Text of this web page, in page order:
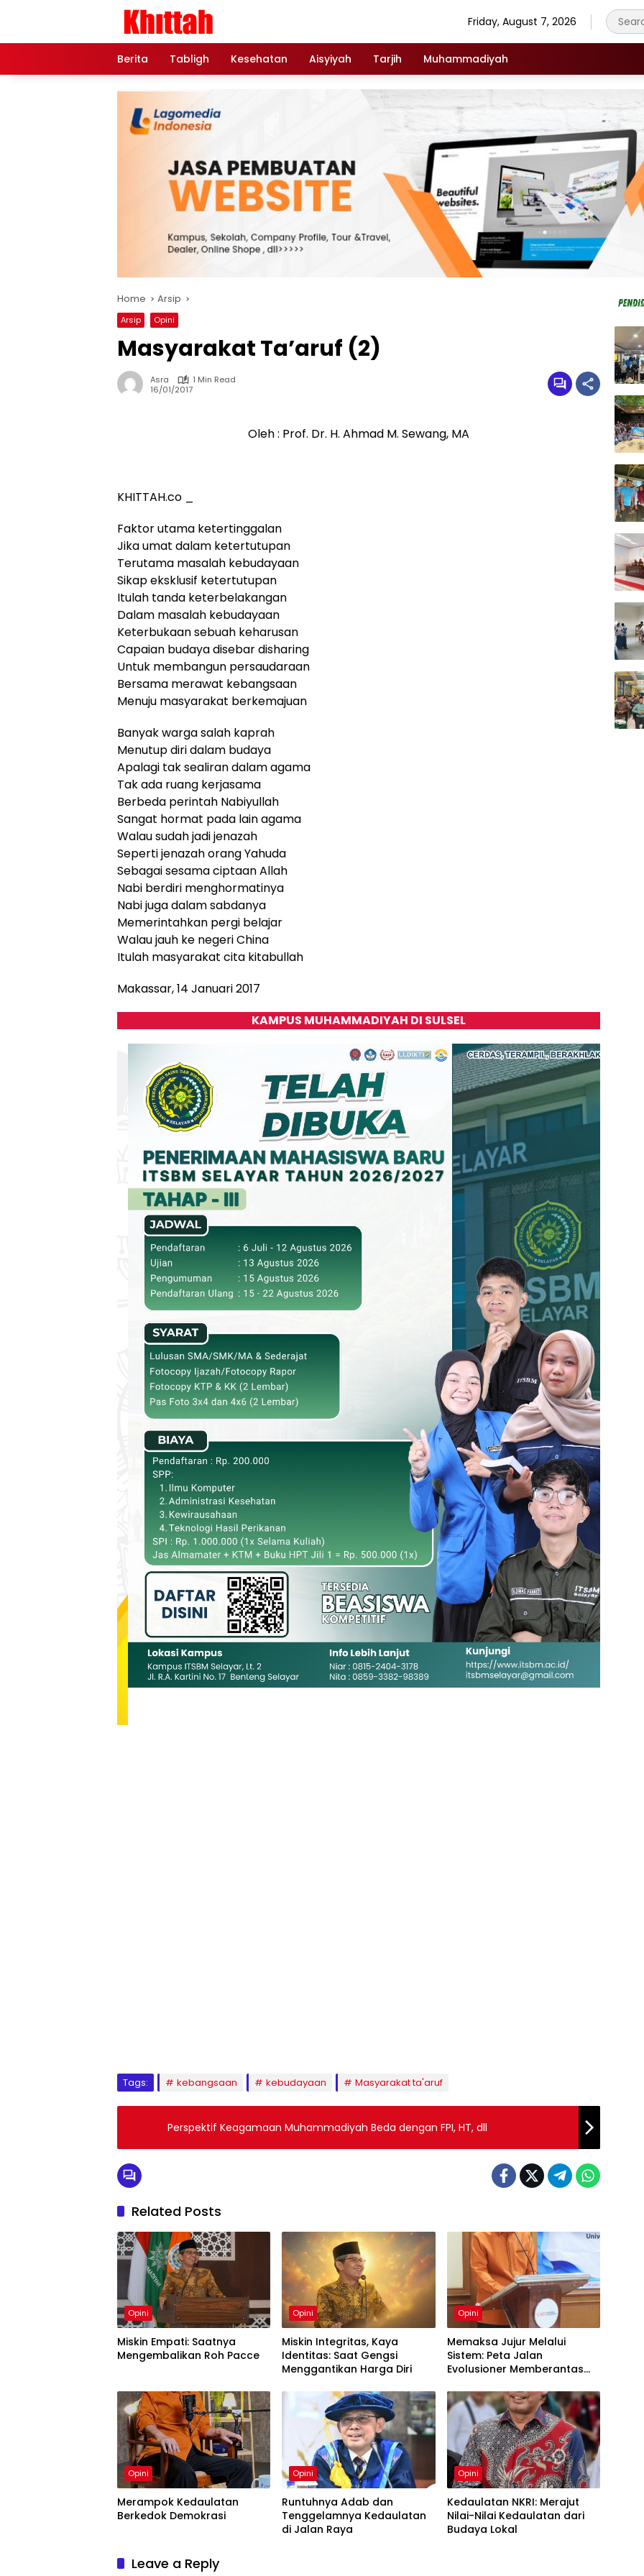
Friday, August 7, 2026
Berita Tabligh Kesehatan Aisyiyah Tarjih Muhammadiyah
Home Arsip
Arsip Opini
Masyarakat Ta’aruf (2)
Asra
1 Min Read
16/01/2017
Oleh : Prof. Dr. H. Ahmad M. Sewang, MA
KHITTAH.co _
Faktor utama ketertinggalan
Jika umat dalam ketertutupan
Terutama masalah kebudayaan
Sikap eksklusif ketertutupan
Itulah tanda keterbelakangan
Dalam masalah kebudayaan
Keterbukaan sebuah keharusan
Capaian budaya disebar disharing
Untuk membangun persaudaraan
Bersama merawat kebangsaan
Menuju masyarakat berkemajuan
Banyak warga salah kaprah
Menutup diri dalam budaya
Apalagi tak sealiran dalam agama
Tak ada ruang kerjasama
Berbeda perintah Nabiyullah
Sangat hormat pada lain agama
Walau sudah jadi jenazah
Seperti jenazah orang Yahuda
Sebagai sesama ciptaan Allah
Nabi berdiri menghormatinya
Nabi juga dalam sabdanya
Memerintahkan pergi belajar
Walau jauh ke negeri China
Itulah masyarakat cita kitabullah
Makassar, 14 Januari 2017
KAMPUS MUHAMMADIYAH DI SULSEL
Tags: kebangsaan kebudayaan Masyarakat ta'aruf
Perspektif Keagamaan Muhammadiyah Beda dengan FPI, HT, dll
Related Posts
Opini
Miskin Empati: Saatnya
Mengembalikan Roh Pacce
Opini
Miskin Integritas, Kaya
Identitas: Saat Gengsi
Menggantikan Harga Diri
Opini
Memaksa Jujur Melalui
Sistem: Peta Jalan
Evolusioner Memberantas
Opini
Merampok Kedaulatan
Berkedok Demokrasi
Opini
Runtuhnya Adab dan
Tenggelamnya Kedaulatan
di Jalan Raya
Opini
Kedaulatan NKRI: Merajut
Nilai-Nilai Kedaulatan dari
Budaya Lokal
Leave a Reply